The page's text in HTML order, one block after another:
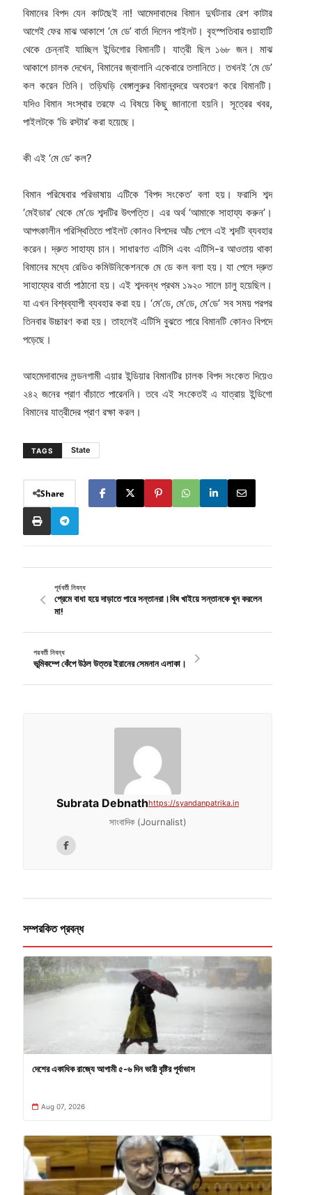
বিমানের বিপদ যেন কাটছেই না! আমেদাবাদের বিমান দুর্ঘটনার রেশ কাটার
আগেই ফের মাঝ আকাশে ‘মে ডে’ বার্তা দিলেন পাইলট। বৃহস্পতিবার গুয়াহাটি
থেকে চেন্নাই যাচ্ছিল ইন্ডিগোর বিমানটি। যাত্রী ছিল ১৬৮ জন। মাঝ
আকাশে চালক দেখেন, বিমানের জ্বালানি একেবারে তলানিতে। তখনই ‘মে ডে’
কল করেন তিনি। তড়িঘড়ি বেঙ্গালুরুর বিমানবন্দরে অবতরণ করে বিমানটি।
যদিও বিমান সংস্থার তরফে এ বিষয়ে কিছু জানানো হয়নি। সূত্রের খবর,
পাইলটকে ‘ডি রস্টার’ করা হয়েছে।
কী এই ‘মে ডে’ কল?
বিমান পরিষেবার পরিভাষায় এটিকে ‘বিপদ সংকেত’ বলা হয়। ফরাসি শব্দ
‘মেইডার’ থেকে মে’ডে শব্দটির উৎপত্তি। এর অর্থ ‘আমাকে সাহায্য করুন’।
আপৎকালীন পরিস্থিতিতে পাইলট কোনও বিপদের আঁচ পেলে এই শব্দটি ব্যবহার
করেন। দ্রুত সাহায্য চান। সাধারণত এটিসি এবং এটিসি-র আওতায় থাকা
বিমানের মধ্যে রেডিও কমিউনিকেশনকে মে ডে কল বলা হয়। যা পেলে দ্রুত
সাহায্যের বার্তা পাঠানো হয়। এই শব্দবন্ধ প্রথম ১৯২০ সালে চালু হয়েছিল।
যা এখন বিশ্বব্যাপী ব্যবহার করা হয়। ‘মে’ডে, মে’ডে, মে’ডে’ সব সময় পরপর
তিনবার উচ্চারণ করা হয়। তাহলেই এটিসি বুঝতে পারে বিমানটি কোনও বিপদে
পড়েছে।
আহমেদাবাদের লন্ডনগামী এয়ার ইন্ডিয়ার বিমানটির চালক বিপদ সংকেত দিয়েও
২৪২ জনের প্রাণ বাঁচাতে পারেননি। তবে এই সংকেতই এ যাত্রায় ইন্ডিগো
বিমানের যাত্রীদের প্রাণ রক্ষা করল।
TAGS State
Share
পূর্ববর্তী নিবন্ধ
প্রেমে বাধা হয়ে দাড়াতে পারে সন্তানরা।বিষ খাইয়ে সন্তানকে খুন করলেন
মা!
পরবর্তী নিবন্ধ
ভূমিকম্পে কেঁপে উঠল উত্তর ইরানের সেমনান এলাকা।
Subrata Debnathhttps://syandanpatrika.in
সাংবাদিক (Journalist)
সম্পরকিত প্রবন্ধ
দেশের একাধিক রাজ্যে আগামী ৫-৬ দিন ভারী বৃষ্টির পূর্বাভাস
Aug 07, 2026